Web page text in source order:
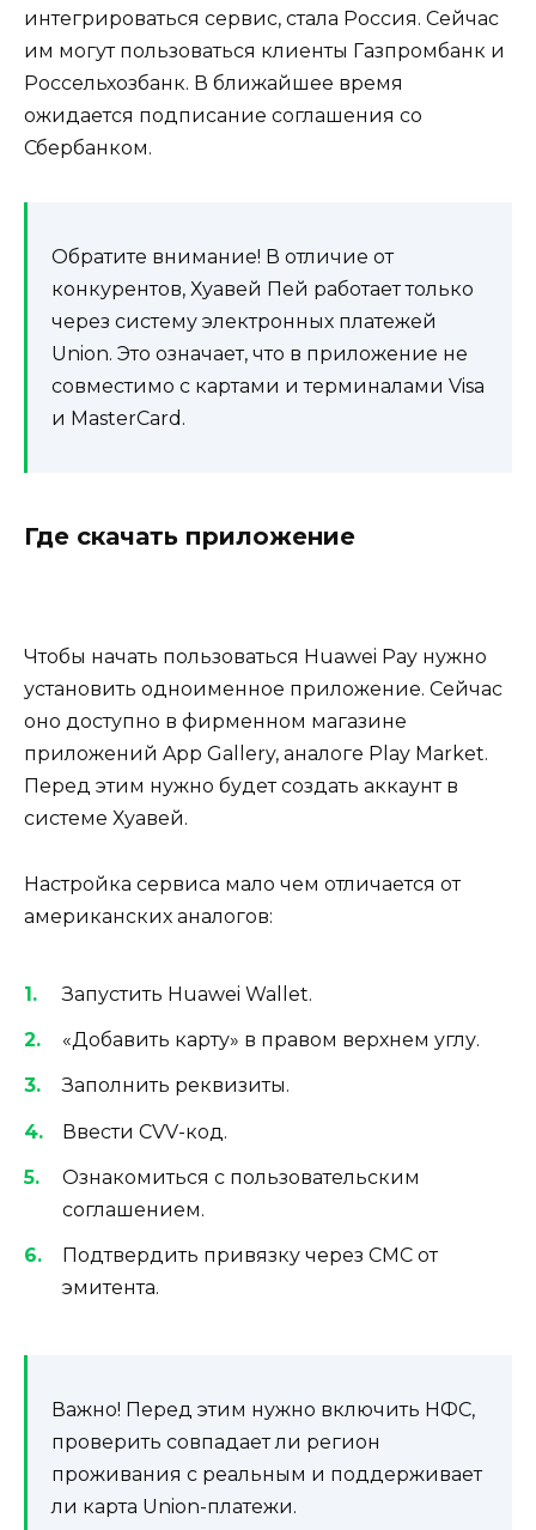
интегрироваться сервис, стала Россия. Сейчас
им могут пользоваться клиенты Газпромбанк и
Россельхозбанк. В ближайшее время
ожидается подписание соглашения со
Сбербанком.
Обратите внимание! В отличие от
конкурентов, Хуавей Пей работает только
через систему электронных платежей
Union. Это означает, что в приложение не
совместимо с картами и терминалами Visa
и MasterCard.
Где скачать приложение
Чтобы начать пользоваться Huawei Pay нужно
установить одноименное приложение. Сейчас
оно доступно в фирменном магазине
приложений App Gallery, аналоге Play Market.
Перед этим нужно будет создать аккаунт в
системе Хуавей.
Настройка сервиса мало чем отличается от
американских аналогов:
Запустить Huawei Wallet.
«Добавить карту» в правом верхнем углу.
Заполнить реквизиты.
Ввести CVV-код.
Ознакомиться с пользовательским
соглашением.
Подтвердить привязку через СМС от
эмитента.
Важно! Перед этим нужно включить НФС,
проверить совпадает ли регион
проживания с реальным и поддерживает
ли карта Union-платежи.